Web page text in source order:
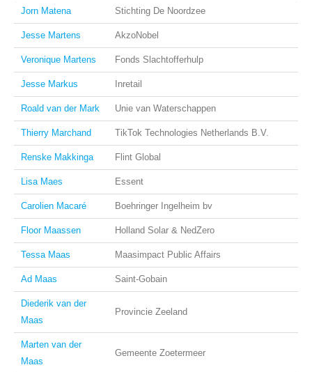
Jorn Matena Stichting De Noordzee
Jesse Martens AkzoNobel
Veronique Martens Fonds Slachtofferhulp
Jesse Markus Inretail
Roald van der Mark Unie van Waterschappen
Thierry Marchand TikTok Technologies Netherlands B.V.
Renske Makkinga Flint Global
Lisa Maes Essent
Carolien Macaré Boehringer Ingelheim bv
Floor Maassen Holland Solar & NedZero
Tessa Maas Maasimpact Public Affairs
Ad Maas Saint-Gobain
Diederik van der
Maas
Provincie Zeeland
Marten van der
Maas
Gemeente Zoetermeer